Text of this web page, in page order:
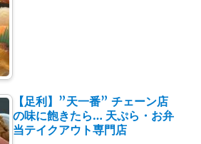
【足利】”天一番” チェーン店
の味に飽きたら… 天ぷら・お弁
当テイクアウト専門店